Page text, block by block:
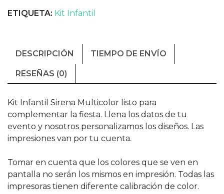
ETIQUETA: Kit Infantil
DESCRIPCIÓN TIEMPO DE ENVÍO
RESEÑAS (0)
Kit Infantil Sirena Multicolor listo para
complementar la fiesta. Llena los datos de tu
evento y nosotros personalizamos los diseños. Las
impresiones van por tu cuenta.
Tomar en cuenta que los colores que se ven en
pantalla no serán los mismos en impresión. Todas las
impresoras tienen diferente calibración de color.